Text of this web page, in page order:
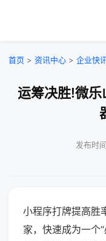
首页 > 资讯中心 > 企业快讯
运筹决胜!微乐
发布时
小程序打牌提高胜
家，快速成为一个